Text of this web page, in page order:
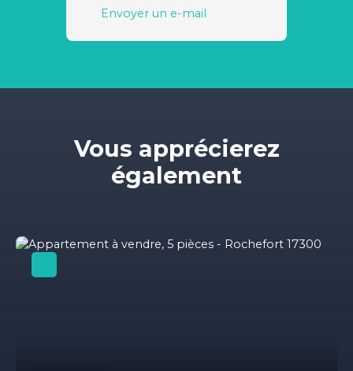
Envoyer un e-mail
Vous apprécierez
également